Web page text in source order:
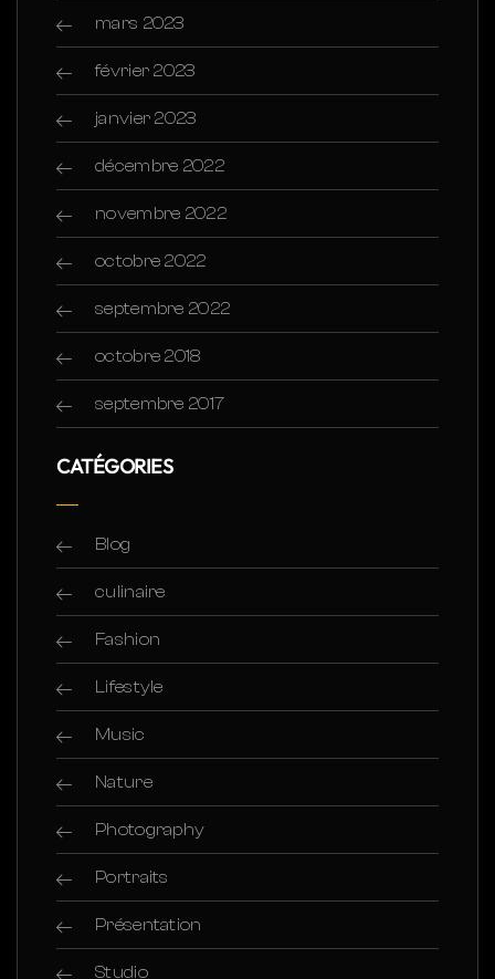
mars 2023
février 2023
janvier 2023
décembre 2022
novembre 2022
octobre 2022
septembre 2022
octobre 2018
septembre 2017
CATÉGORIES
Blog
culinaire
Fashion
Lifestyle
Music
Nature
Photography
Portraits
Présentation
Studio